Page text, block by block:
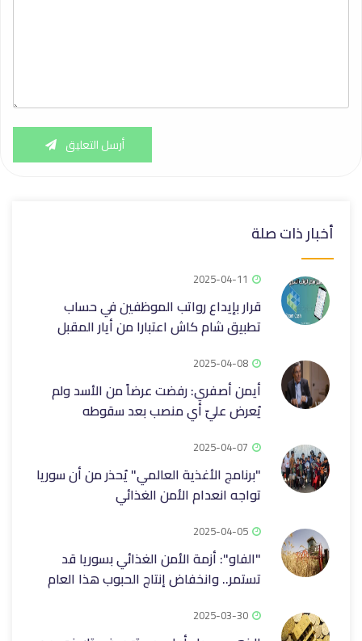
أرسل التعليق
أخبار ذات صلة
2025-04-11
قرار بإيداع رواتب الموظفين في حساب
تطبيق شام كاش اعتبارا من أيار المقبل
2025-04-08
أيمن أصفري: رفضت عرضاً من الأسد ولم
يُعرض عليّ أي منصب بعد سقوطه
2025-04-07
"برنامج الأغذية العالمي" يُحذر من أن سوريا
تواجه انعدام الأمن الغذائي
2025-04-05
"الفاو": أزمة الأمن الغذائي بسوريا قد
تستمر.. وانخفاض إنتاج الحبوب هذا العام
2025-03-30